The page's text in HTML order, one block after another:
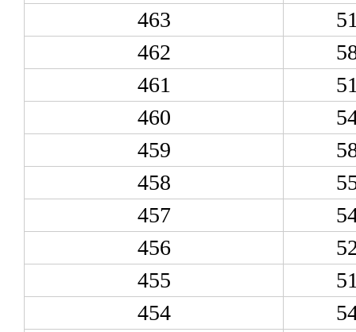
463
462
461
460
459
458
457
456
455
454